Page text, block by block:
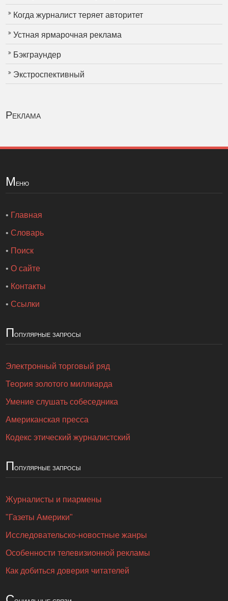
Когда журналист теряет авторитет
Устная ярмарочная реклама
Бэкграундер
Экстроспективный
Реклама
Меню
• Главная
•Словарь
• Поиск
•О сайте
• Контакты
•Ссылки
Популярные запросы
Электронный торговый ряд
Теория золотого миллиарда
Умение слушать собеседника
Американская пресса
Кодекс этический журналистский
Популярные запросы
Журналисты и пиармены
"Газеты Америки"
Исследовательско-новостные жанры
Особенности телевизионной рекламы
Как добиться доверия читателей